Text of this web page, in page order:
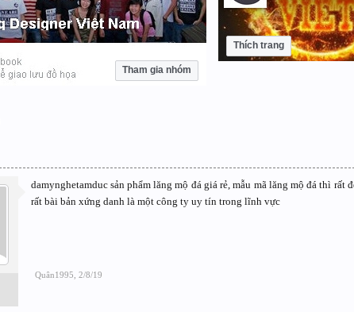
Tham gia nhóm
Thích trang
damynghetamduc sản phẩm lăng mộ đá giá rẻ, mẫu mã lăng mộ đá thì rất
rất bài bản xứng danh là một công ty uy tín trong lĩnh vực
Quân1995 2/8/19